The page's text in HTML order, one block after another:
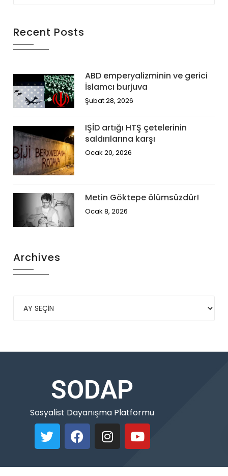
Recent Posts
ABD emperyalizminin ve gerici
İslamcı burjuva
Şubat 28, 2026
IŞİD artığı HTŞ çetelerinin
saldırılarına karşı
Ocak 20, 2026
Metin Göktepe ölümsüzdür!
Ocak 8, 2026
Archives
SODAP
Sosyalist Dayanışma Platformu